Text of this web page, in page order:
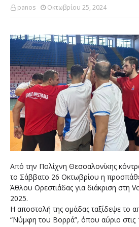
panos Οκτωβρίου 25, 2024
Από την Πολίχνη Θεσσαλονίκης
το Σάββατο 26 Οκτωβρίου η
Άθλου Ορεστιάδας για διάκριση στη
2025.
Η αποστολή της ομάδας ταξίδεψε το
“Νύμφη του Βορρά”, όπου αύριο στις